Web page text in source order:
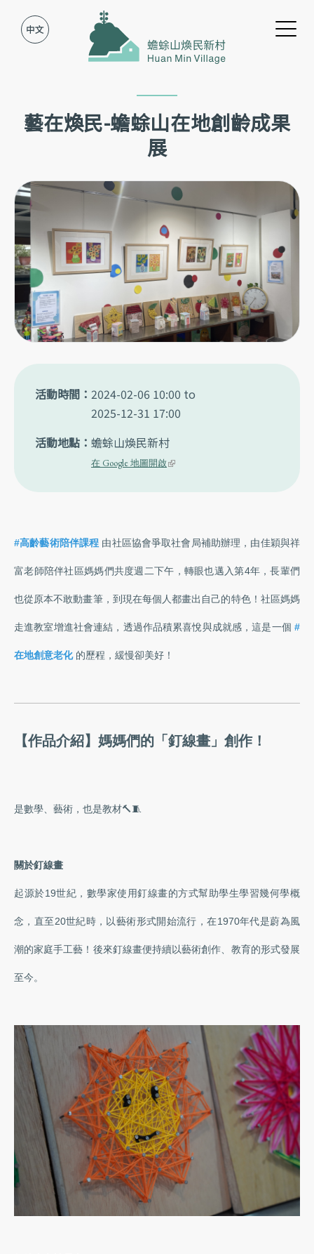
Jump to Main content
Jump to Navigation
藝在煥民-蟾蜍山在地創齡成果
展
活動時間 2024-02-06 10:00 to
2025-12-31 17:00
活動地點
蟾蜍山煥民新村
在 Google 地圖開啟(link is external)
#高齡藝術陪伴課程 由社區協會爭取社會局補助辦理，由佳穎與祥
富老師陪伴社區媽媽們共度週二下午，轉眼也邁入第4年，長輩們
也從原本不敢動畫筆，到現在每個人都畫出自己的特色！社區媽媽
走進教室增進社會連結，透過作品積累喜悅與成就感，這是一個 #
在地創意老化 的歷程，緩慢卻美好！
【作品介紹】媽媽們的「釘線畫」創作！
是數學、藝術，也是教材🔨🧵
關於釘線畫
起源於19世紀，數學家使用釘線畫的方式幫助學生學習幾何學概
念，直至20世紀時，以藝術形式開始流行，在1970年代是蔚為風
潮的家庭手工藝！後來釘線畫便持續以藝術創作、教育的形式發展
至今。